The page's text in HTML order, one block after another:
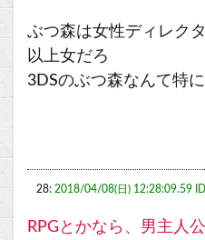
ぶつ森は女性ディレク
以上女だろ
3DSのぶつ森なんて特
28: 2018/04/08(日) 12:28:09.59
RPGとかなら、男主人